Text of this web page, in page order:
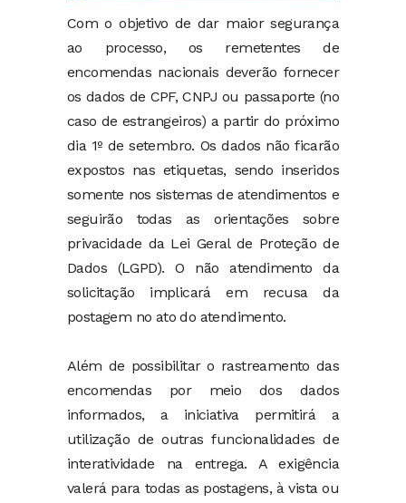
Com o objetivo de dar maior segurança
ao processo, os remetentes de
encomendas nacionais deverão fornecer
os dados de CPF, CNPJ ou passaporte (no
caso de estrangeiros) a partir do próximo
dia 1º de setembro. Os dados não ficarão
expostos nas etiquetas, sendo inseridos
somente nos sistemas de atendimentos e
seguirão todas as orientações sobre
privacidade da Lei Geral de Proteção de
Dados (LGPD). O não atendimento da
solicitação implicará em recusa da
postagem no ato do atendimento.
Além de possibilitar o rastreamento das
encomendas por meio dos dados
informados, a iniciativa permitirá a
utilização de outras funcionalidades de
interatividade na entrega. A exigência
valerá para todas as postagens, à vista ou